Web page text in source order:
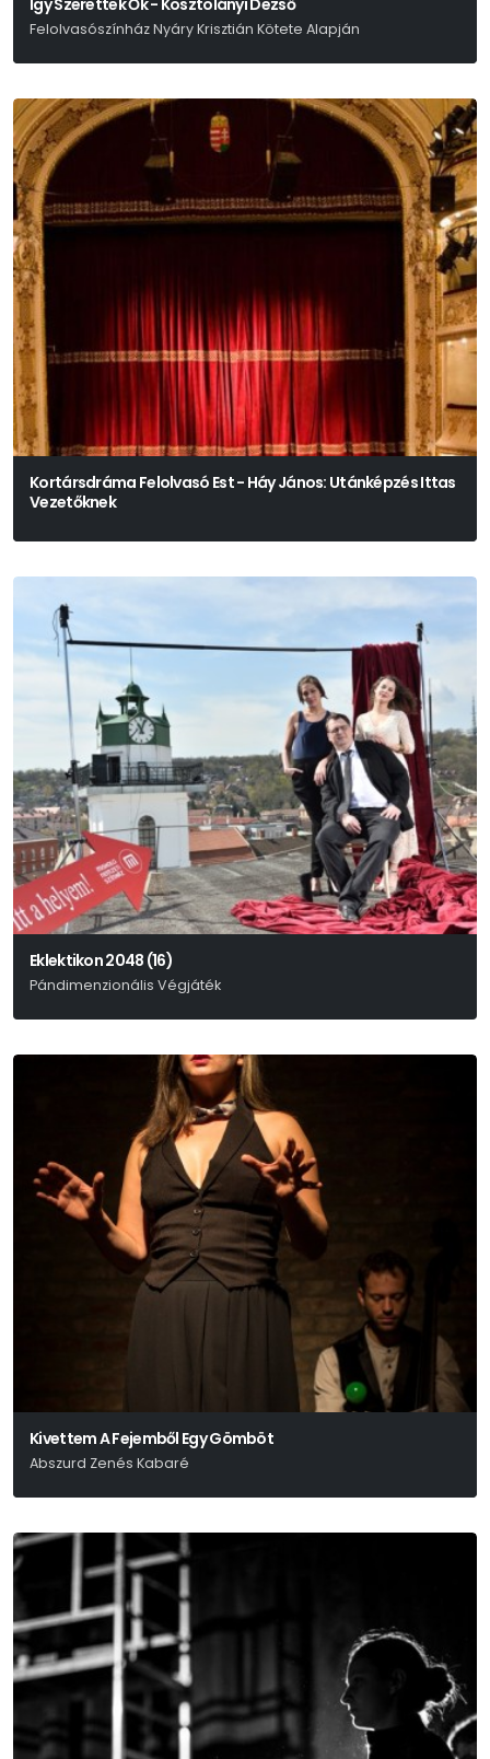
Felolvasószínház Nyáry Krisztián Kötete Alapján
Kortársdráma Felolvasó Est - Háy János: Utánképzés Ittas
Vezetőknek
Eklektikon 2048 (16)
Pándimenzionális Végjáték
Kivettem A Fejemből Egy Gömböt
Abszurd Zenés Kabaré